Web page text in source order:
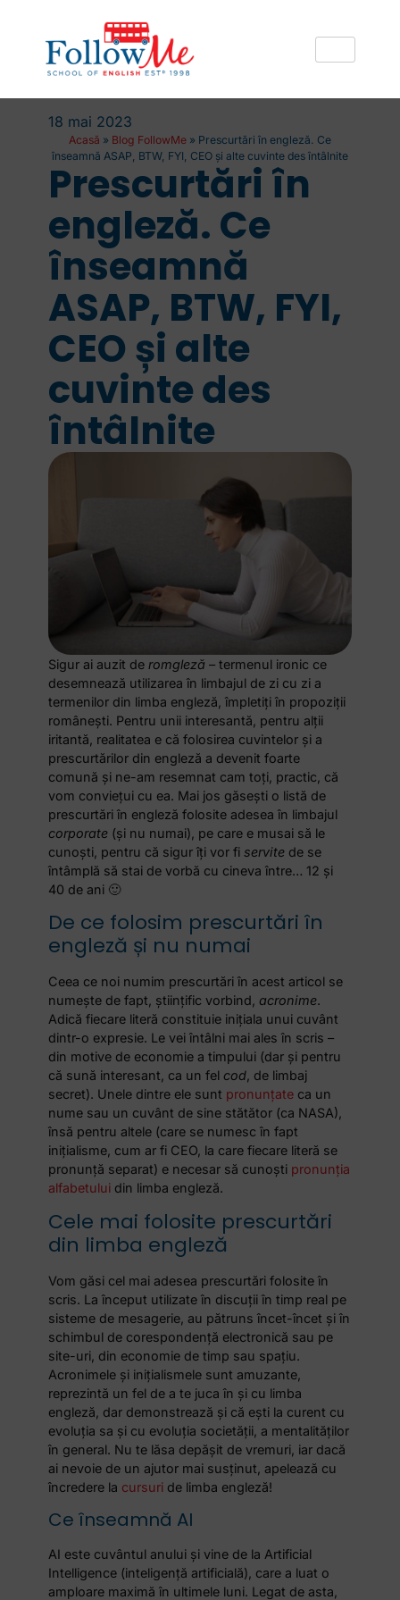
18 mai 2023
Acasă » Blog FollowMe» Prescurtări în engleză. Ce
înseamnă ASAP, BTW, FYI, CEO și alte cuvinte des întâlnite
Prescurtări în
engleză. Ce
înseamnă
ASAP, BTW, FYI,
CEO și alte
cuvinte des
întâlnite
Sigur ai auzit de romgleză – termenul ironic ce
desemnează utilizarea în limbajul de zi cu zi a
termenilor din limba engleză, împletiți în propoziții
românești. Pentru unii interesantă, pentru alții
iritantă, realitatea e că folosirea cuvintelor și a
prescurtărilor din engleză a devenit foarte
comună și ne-am resemnat cam toți, practic, că
vom conviețui cu ea. Mai jos găsești o listă de
prescurtăriîn engleză folosite adesea în limbajul
corporate (și nu numai), pe care e musai să le
cunoști, pentru că sigur îți vor fiservite de se
întâmplă să stai de vorbă cu cineva între… 12 și
40 de ani 🙂
De ce folosim prescurtări în
engleză și nu numai
Ceea ce noi numim prescurtări în acest articol se
numește de fapt, științific vorbind, acronime.
Adică fiecare literă constituie inițiala unui cuvânt
dintr-o expresie. Le vei întâlni mai ales în scris –
din motive de economie a timpului (dar și pentru
că sună interesant, ca un fel cod, de limbaj
secret). Unele dintre ele sunt pronunțate ca un
nume sau un cuvânt de sine stătător (ca NASA),
însă pentru altele (care se numesc în fapt
inițialisme, cum ar fi CEO, la care fiecare literă se
pronunță separat) e necesar să cunoști pronunția
alfabetului din limba engleză.
Cele mai folosite prescurtări
din limba engleză
Vom găsi cel mai adesea prescurtări folosite în
scris. La început utilizate în discuții în timp real pe
sisteme de mesagerie, au pătruns încet-încet și în
schimbul de corespondență electronică sau pe
site-uri, din economie de timp sau spațiu.
Acronimele și inițialismele sunt amuzante,
reprezintă un fel de a te juca în și cu limba
engleză, dar demonstrează și că ești la curent cu
evoluția sa și cu evoluția societății, a mentalităților
în general. Nu te lăsa depășit de vremuri, iar dacă
ai nevoie de un ajutor mai susținut, apelează cu
încredere la cursuri de limba engleză!
Ce înseamnă AI
AI este cuvântul anului și vine de la Artificial
Intelligence (inteligență artificială), care a luat o
amploare maximă în ultimele luni. Legat de asta,